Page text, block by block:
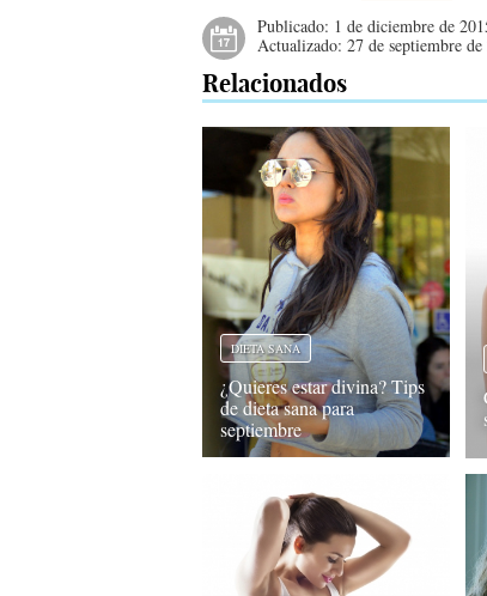
Publicado: 1 de diciembre de
Actualizado:27 de septiembre
Relacionados
DIETA SANA
¿Quieres estar divina? Tips
de dieta sana para
septiembre